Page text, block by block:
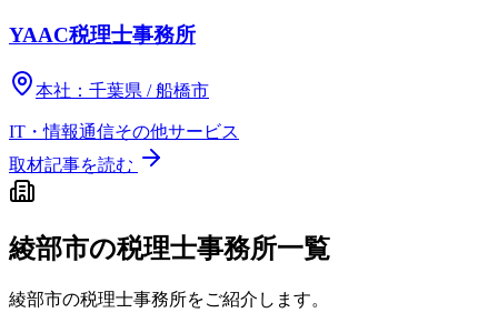
YAAC税理士事務所
本社： 千葉県 / 船橋市
IT・情報通信その他サービス
取材記事を読む
綾部市の税理士事務所一覧
綾部市の税理士事務所をご紹介します。